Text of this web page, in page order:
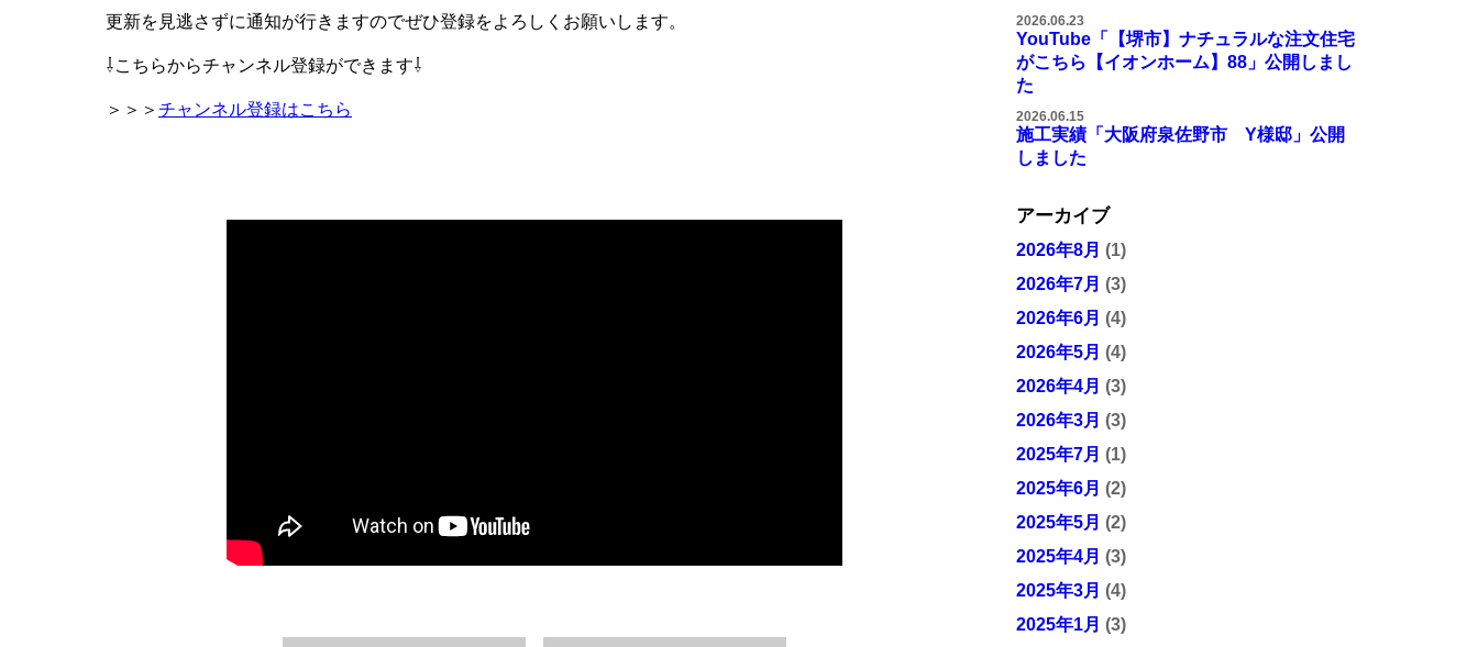
更新を見逃さずに通知が行きますのでぜひ登録をよろしくお願いします。
⇩こちらからチャンネル登録ができます⇩
＞＞＞ チャンネル登録はこちら
2026.06.23
YouTube「【堺市】ナチュラルな注文住宅
がこちら【イオンホーム】88」公開しまし
た
2026.06.15
施工実績「大阪府泉佐野市 Y様邸」公開
しました
アーカイブ
2026年8月 (1)
2026年7月 (3)
2026年6月 (4)
2026年5月 (4)
2026年4月 (3)
2026年3月 (3)
2025年7月 (1)
2025年6月 (2)
2025年5月 (2)
2025年4月 (3)
2025年3月 (4)
2025年1月 (3)